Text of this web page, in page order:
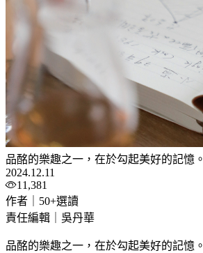
品酩的樂趣之一，在於勾起美好的記憶。
2024.12.11
11,381
作者｜50+選讀
責任編輯｜吳丹華
品酩的樂趣之一，在於勾起美好的記憶。